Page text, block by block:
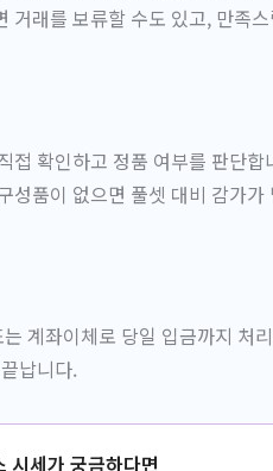
래를 보류할 수도 있고, 만족
확인하고 정품 여부를 판단합
성품이 없으면 풀셋 대비 감가
계좌이체로 당일 입금까지 처
납니다.
시세가 궁금하다면